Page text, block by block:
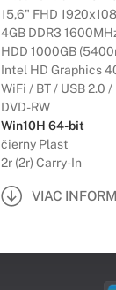
15,6" FHD
4GB DDR3
HDD 1000GB
Intel HD Graphics
WiFi / BT / USB 2.0
DVD-RW
Win10H 64-bit
čierny Plast
2r (2r) Carry-In
VIAC